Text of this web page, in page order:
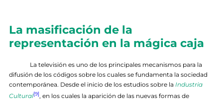
La masificación de la
representación en la mágica caja
La televisión es uno de los principales mecanismos para la
difusión de los códigos sobre los cuales se fundamenta la sociedad
contemporánea. Desde el inicio de los estudios sobre la Industria
Cultural[9], en los cuales la aparición de las nuevas formas de